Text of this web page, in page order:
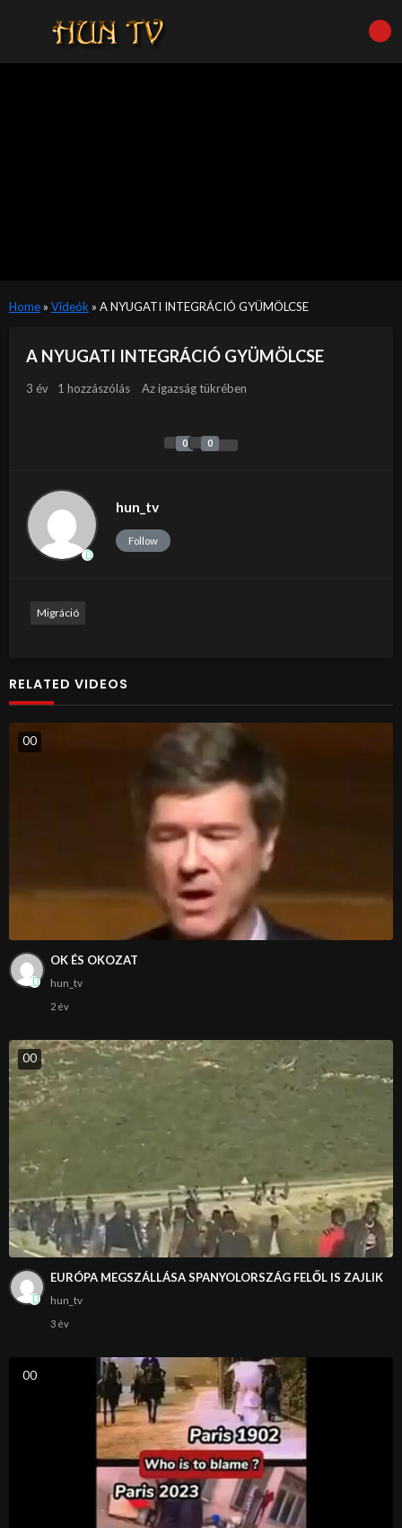
Home» Videók » A NYUGATI INTEGRÁCIÓ GYÜMÖLCSE
A NYUGATI INTEGRÁCIÓ GYÜMÖLCSE
3 év 1 hozzászólás Az igazság tükrében
0 0
hun_tv
Follow
Migráció
RELATED VIDEOS
00
OK ÉS OKOZAT
hun_tv
2 év
00
EURÓPA MEGSZÁLLÁSA SPANYOLORSZÁG FELŐL IS ZAJLIK
hun_tv
3 év
00